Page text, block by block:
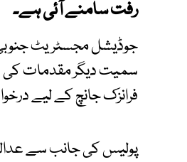
رفت سامنے آئی ہے۔
جوڈیشل مجسٹریٹ
سمیت دیگر مقدمات کی
فرانزک جانچ کے لیے
پولیس کی جانب سے